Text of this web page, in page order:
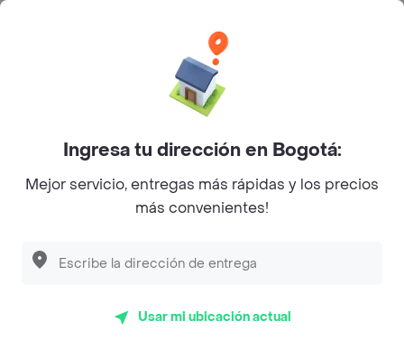
Top Marcas y Cadenas de Restaurantes
Ingresa tu dirección en Bogotá:
Mejor servicio, entregas más rápidas y los precios
más convenientes!
Usar mi ubicación actual